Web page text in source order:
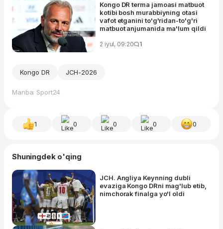
Kongo DR terma jamoasi matbuot
kotibi bosh murabbiyning otasi
vafot etganini to'g'ridan-to'g'ri
matbuot anjumanida ma'lum qildi
2 iyul, 09:20 1
Kongo DR JCH-2026
Manba: Sport24
1 0 0 0 0
Shuningdek o'qing
JCH. Angliya Keynning dubli
evaziga Kongo DRni mag'lub etib,
nimchorak finalga yo'l oldi